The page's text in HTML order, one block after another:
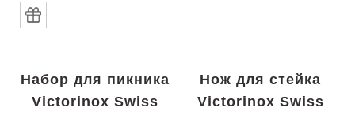
Набор для пикника
Victorinox Swiss
Нож для стейка
Victorinox Swiss